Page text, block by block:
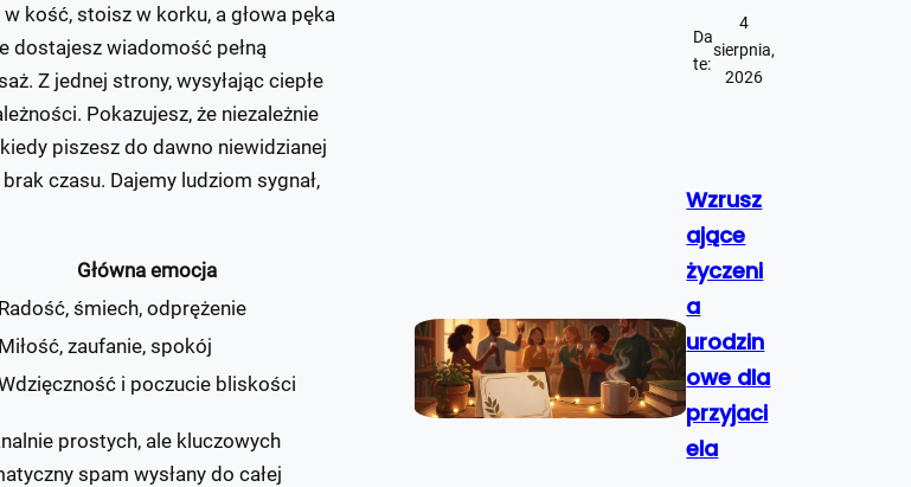
kość, stoisz w korku, a głowa pęka
dostajesz wiadomość pełną
Z jednej strony, wysyłając ciepłe
Pokazujesz, że niezależnie
piszesz do dawno niewidzianej
czasu. Dajemy ludziom sygnał,
Główna emocja
Radość, śmiech, odprężenie
Miłość, zaufanie, spokój
i poczucie bliskości
prostych, ale kluczowych
spam wysłany do całej
Da
te:
4
sierpnia,
2026
Wzrusz
ające
życzeni
a
urodzin
owe dla
przyjaci
ela